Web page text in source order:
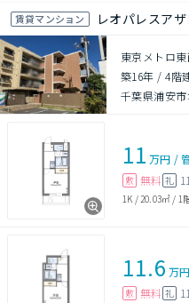
賃貸マンション レオパレスア
東京メトロ
築16年 /4階
千葉県浦安
11 万円 /
敷 無料 礼
1K / 20.03㎡ / 1
11.6 万円
敷 無料 礼